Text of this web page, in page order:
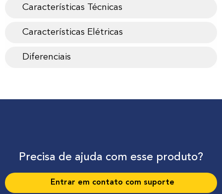
Características Técnicas
Características Elétricas
Diferenciais
Precisa de ajuda com esse produto?
Entrar em contato com suporte